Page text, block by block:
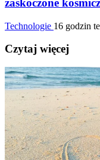
zaskoczone
Technologie 16 godzin
Czytaj więcej